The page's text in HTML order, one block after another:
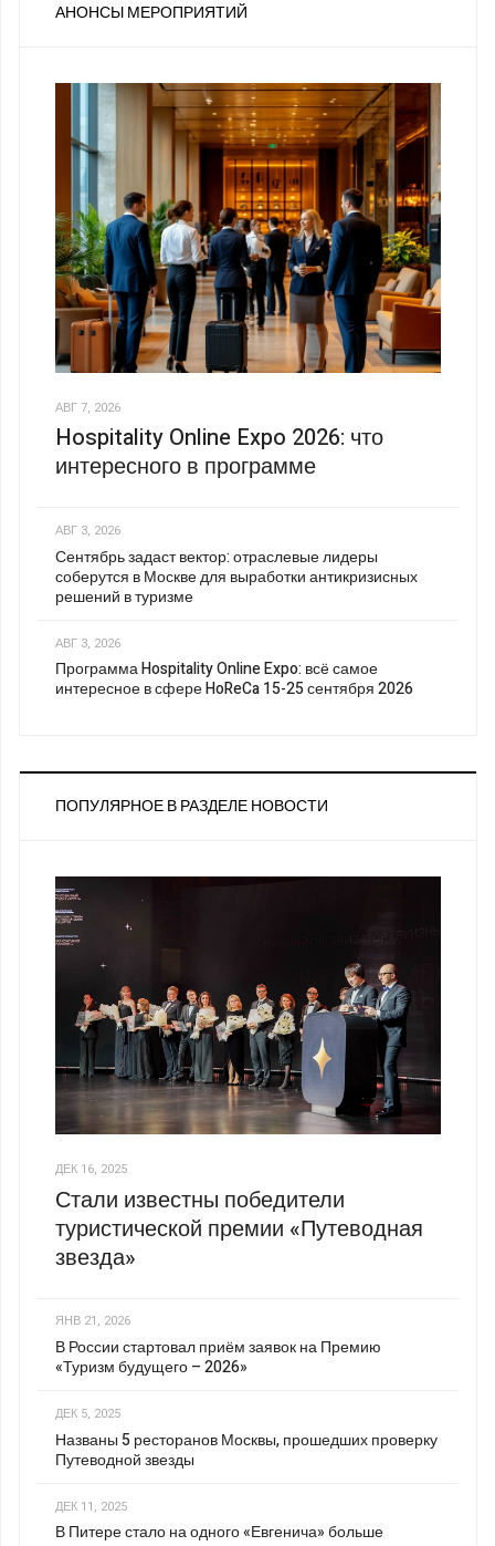
АНОНСЫ МЕРОПРИЯТИЙ
АВГ 7, 2026
Hospitality Online Expo 2026: что
интересного в программе
АВГ 3, 2026
Сентябрь задаст вектор: отраслевые лидеры
соберутся в Москве для выработки антикризисных
решений в туризме
АВГ 3, 2026
Программа Hospitality Online Expo: всё самое
интересное в сфере HoReCa 15-25 сентября 2026
ПОПУЛЯРНОЕ В РАЗДЕЛЕ НОВОСТИ
ДЕК 16, 2025
Стали известны победители
туристической премии «Путеводная
звезда»
ЯНВ 21, 2026
В России стартовал приём заявок на Премию
«Туризм будущего – 2026»
ДЕК 5, 2025
Названы 5 ресторанов Москвы, прошедших проверку
Путеводной звезды
ДЕК 11, 2025
В Питере стало на одного «Евгенича» больше